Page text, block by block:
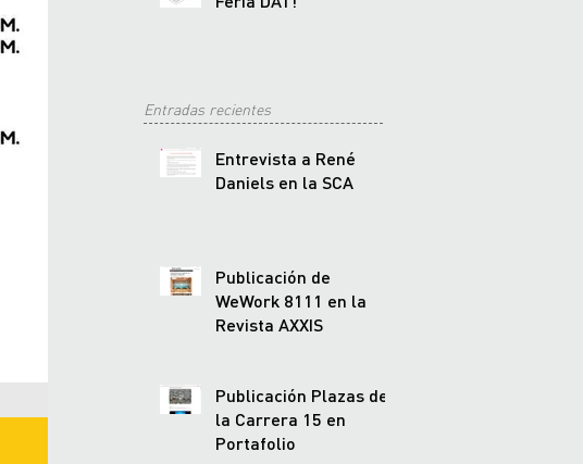
Entradas recientes
Entrevista a René
Daniels en la SCA
Publicación de
WeWork 8111 en la
Revista AXXIS
Publicación Plazas de
la Carrera 15 en
Portafolio